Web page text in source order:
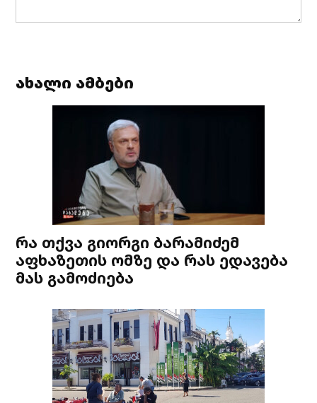
ახალი ამბები
რა თქვა გიორგი ბარამიძემ
აფხაზეთის ომზე და რას ედავება
მას გამოძიება